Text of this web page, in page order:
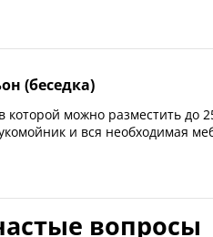
Спальня с двумя
кроватью. Санузел
Что включено в
Крытый мангал,
• В санузле
Что включено в
Мангал, шампура,
на кухне,
(беседка)
до 25 человек. Есть
и вся необходимая
вопросы